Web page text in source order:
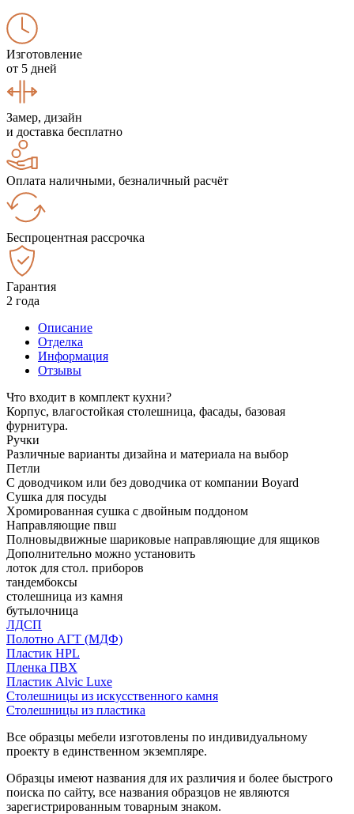
Изготовление
от 5 дней
Замер, дизайн
и доставка бесплатно
Оплата наличными, безналичный расчёт
Беспроцентная рассрочка
Гарантия
2 года
Описание
Отделка
Информация
Отзывы
Что входит в комплект кухни?
Корпус, влагостойкая столешница, фасады, базовая
фурнитура.
Ручки
Различные варианты дизайна и материала на выбор
Петли
С доводчиком или без доводчика от компании Boyard
Сушка для посуды
Хромированная сушка с двойным поддоном
Направляющие пвш
Полновыдвижные шариковые направляющие для ящиков
Дополнительно можно установить
лоток для стол. приборов
тандембоксы
столешница из камня
бутылочница
ЛДСП
Полотно АГТ (МДФ)
Пластик HPL
Пленка ПВХ
Пластик Alvic Luxe
Столешницы из искусственного камня
Столешницы из пластика
Все образцы мебели изготовлены по индивидуальному
проекту в единственном экземпляре.
Образцы имеют названия для их различия и более быстрого
поиска по сайту, все названия образцов не являются
зарегистрированным товарным знаком.